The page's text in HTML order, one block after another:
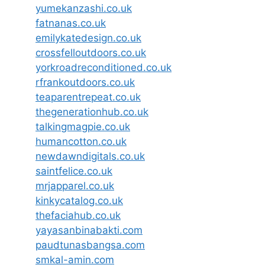
yumekanzashi.co.uk
fatnanas.co.uk
emilykatedesign.co.uk
crossfelloutdoors.co.uk
yorkroadreconditioned.co.uk
rfrankoutdoors.co.uk
teaparentrepeat.co.uk
thegenerationhub.co.uk
talkingmagpie.co.uk
humancotton.co.uk
newdawndigitals.co.uk
saintfelice.co.uk
mrjapparel.co.uk
kinkycatalog.co.uk
thefaciahub.co.uk
yayasanbinabakti.com
paudtunasbangsa.com
smkal-amin.com